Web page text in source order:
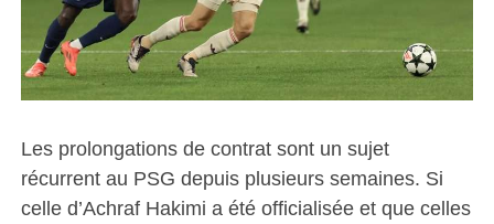
Les prolongations de contrat sont un sujet
récurrent au PSG depuis plusieurs semaines. Si
celle d’Achraf Hakimi a été officialisée et que celles